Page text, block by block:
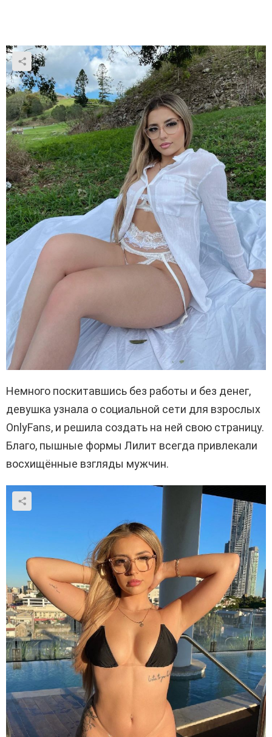
Немного поскитавшись без работы и без денег,
девушка узнала о социальной сети для взрослых
OnlyFans, и решила создать на ней свою страницу.
Благо, пышные формы Лилит всегда привлекали
восхищённые взгляды мужчин.